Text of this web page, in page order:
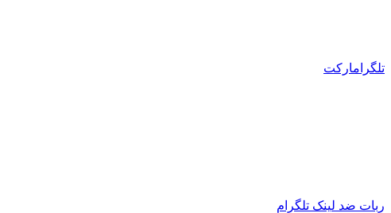
تلگرامارکت
ربات ضد لینک تلگرام